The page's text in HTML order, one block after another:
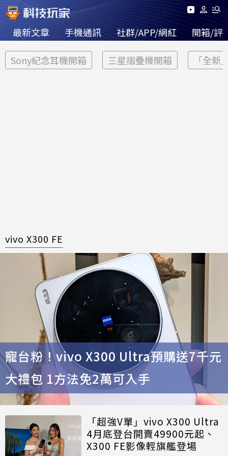
最新文章 手機通訊 社群/APP/網紅 開箱/評
Sony紀念耳機開箱 三星摺疊機開箱 「全新
vivo X300 FE
寵台粉！vivo X300 Ultra預購送7千元
大禮包 1方法免2萬可入手
「超強V單」vivo X300 Ultra
4月底登台開賣49900元起、
X300 FE影像輕旗艦登場